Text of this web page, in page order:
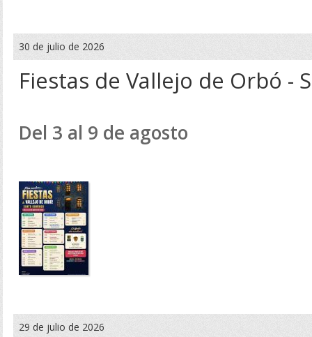
30 de julio de 2026
Fiestas de Vallejo de Orbó -
Del 3 al 9 de agosto
29 de julio de 2026